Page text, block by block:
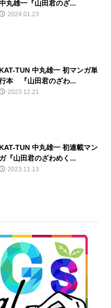
丸雄一『山田君のざ...
2024.01.23
KAT-TUN 中丸雄一 初マンガ単
本 『山田君のざわ...
2023.12.21
KAT-TUN 中丸雄一 初連載マン
ガ『山田君のざわめく...
2023.11.13